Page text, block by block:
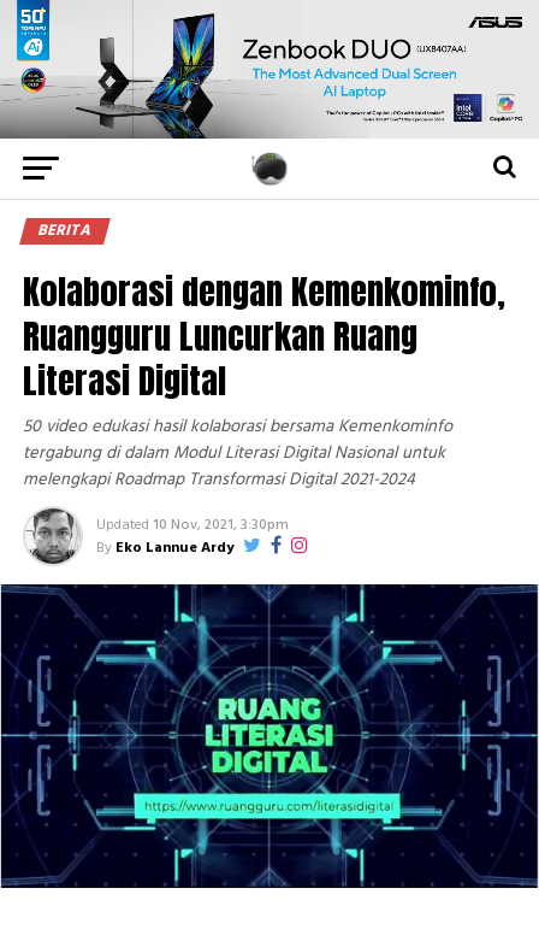
BERITA
Kolaborasi dengan Kemenkominfo,
Ruangguru Luncurkan Ruang
Literasi Digital
50 video edukasi hasil kolaborasi bersama Kemenkominfo
tergabung di dalam Modul Literasi Digital Nasional untuk
melengkapi Roadmap Transformasi Digital 2021-2024
Updated 10 Nov, 2021, 3:30pm
By Eko Lannue Ardy